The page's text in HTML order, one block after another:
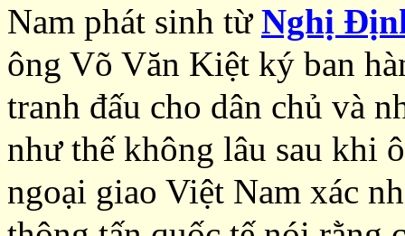
Nam phát sinh từNghị
ông Võ Văn Kiệt ký ban
tranh đấu cho dân chủ và
như thế không lâu sau khi
ngoại giao Việt Nam xác